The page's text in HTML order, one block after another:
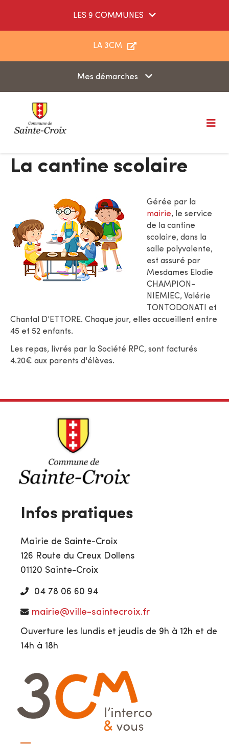
LES 9 COMMUNES
LA 3CM
Mes démarches
La cantine scolaire
Gérée par la
mairie, le service
de la cantine
scolaire, dans la
salle polyvalente,
est assuré par
Mesdames Elodie
CHAMPION-
NIEMIEC, Valérie
TONTODONATI et
Chantal D'ETTORE. Chaque jour, elles accueillent entre
45 et 52 enfants.
Les repas, livrés par la Société RPC, sont facturés
4.20€ aux parents d'élèves.
Infos pratiques
Mairie de Sainte-Croix
126 Route du Creux Dollens
01120 Sainte-Croix
04 78 06 60 94
mairie@ville-saintecroix.fr
Ouverture les lundis et jeudis de 9h à 12h et de
14h à 18h